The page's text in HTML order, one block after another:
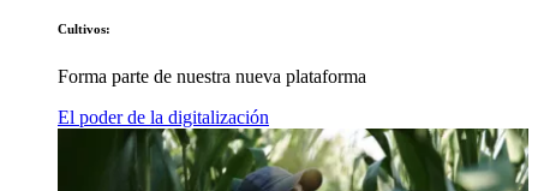
Cultivos:
Forma parte de nuestra nueva plataforma
El poder de la digitalización